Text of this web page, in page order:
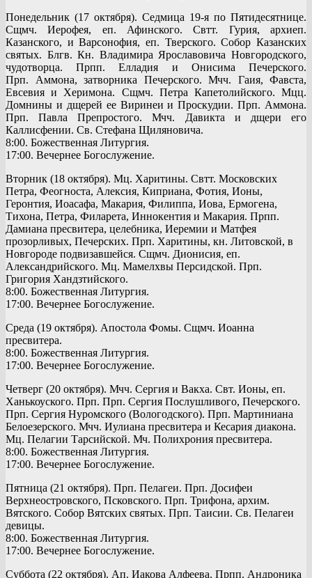
Понедельник (17 октября). Седмица 19-я по Пятидесятнице.
Сщмч. Иерофея, еп. Афинского. Свтт. Гурия, архиеп.
Казанского, и Варсонофия, еп. Тверского. Собор Казанских
святых. Блгв. Кн. Владимира Ярославовича Новгородского,
чудотворца. Прпп. Елладия и Онисима Печерского.
Прп. Аммона, затворника Печерского. Мчч. Гаия, Фавста,
Евсевия и Херимона. Сщмч. Петра Капетолийского. Мцц.
Домнины и дщерей ее Виринеи и Проскудии. Прп. Аммона.
Прп. Павла Препростого. Мчч. Давикта и дщери его
Каллисфении. Св. Стефана Щиляновича.
8:00. Божественная Литургия.
17:00. Вечернее Богослужение.
Вторник (18 октября). Мц. Харитины. Свтт. Московских
Петра, Феогноста, Алексия, Киприана, Фотия, Ионы,
Геронтия, Иоасафа, Макария, Филиппа, Иова, Ермогена,
Тихона, Петра, Филарета, Иннокентия и Макария. Прпп.
Дамиана пресвитера, целебника, Иеремии и Матфея
прозорливых, Печерских. Прп. Харитины, кн. Литовской, в
Новгороде подвизавшейся. Сщмч. Дионисия, еп.
Александрийского. Мц. Мамелхвы Персидской. Прп.
Григория Хандзтийского.
8:00. Божественная Литургия.
17:00. Вечернее Богослужение.
Среда (19 октября). Апостола Фомы. Сщмч. Иоанна
пресвитера.
8:00. Божественная Литургия.
17:00. Вечернее Богослужение.
Четверг (20 октября). Мчч. Сергия и Вакха. Свт. Ионы, еп.
Ханькоуского. Прп. Прп. Сергия Послушливого, Печерского.
Прп. Сергия Нуромского (Вологодского). Прп. Мартиниана
Белоезерского. Мчч. Иулиана пресвитера и Кесария диакона.
Мц. Пелагии Тарсийской. Мч. Полихрония пресвитера.
8:00. Божественная Литургия.
17:00. Вечернее Богослужение.
Пятница (21 октября). Прп. Пелагеи. Прп. Досифеи
Верхнеостровского, Псковского. Прп. Трифона, архим.
Вятского. Собор Вятских святых. Прп. Таисии. Св. Пелагеи
девицы.
8:00. Божественная Литургия.
17:00. Вечернее Богослужение.
Суббота (22 октября). Ап. Иакова Алфеева. Прпп. Андроника